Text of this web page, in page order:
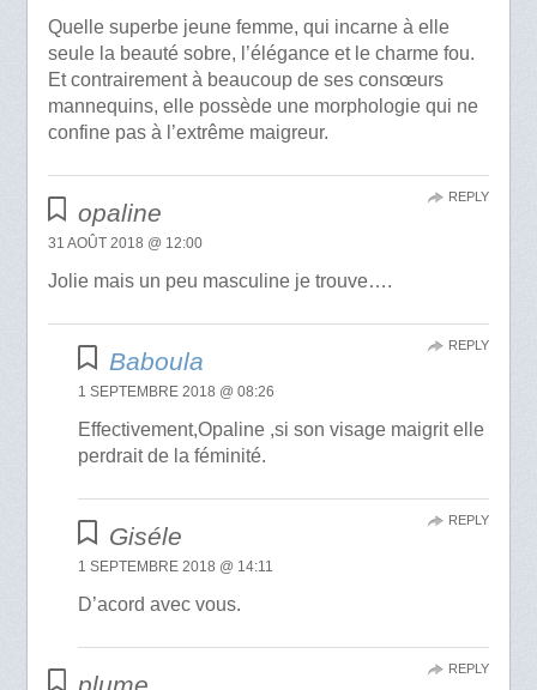
Quelle superbe jeune femme, qui incarne à elle
seule la beauté sobre, l’élégance et le charme fou.
Et contrairement à beaucoup de ses consœurs
mannequins, elle possède une morphologie qui ne
confine pas à l’extrême maigreur.
opaline
31 AOÛT 2018 @ 12:00
Jolie mais un peu masculine je trouve….
REPLY
Baboula
1 SEPTEMBRE 2018 @ 08:26
Effectivement,Opaline ,si son visage maigrit elle
perdrait de la féminité.
REPLY
Giséle
1 SEPTEMBRE 2018 @ 14:11
D’acord avec vous.
REPLY
REPLY